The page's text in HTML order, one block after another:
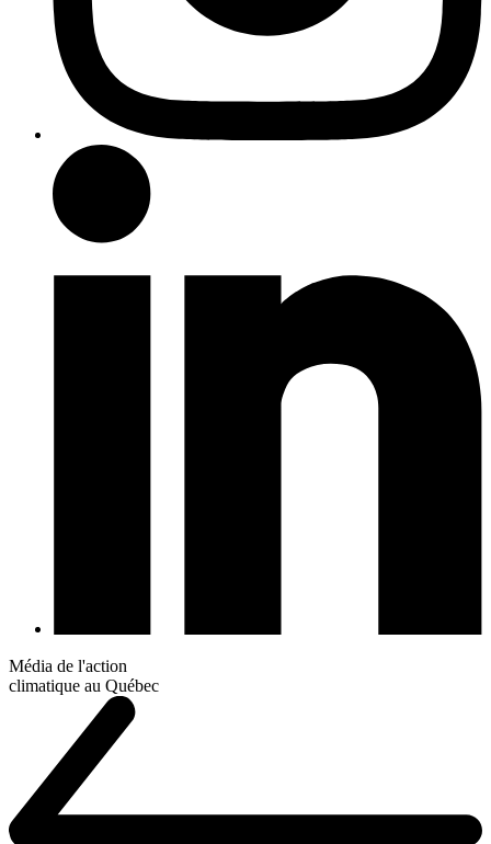
Média de l'action
climatique au Québec